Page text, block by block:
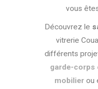
vous
Découvrez le
vitrerie
différents
garde-corps
mobilier ou